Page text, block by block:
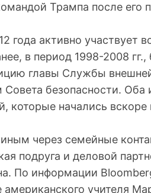
Трампа после его
года активно участвует
в период 1998-2008
главы Службы внешней
безопасности.
которые начались
через семейные
подруга и деловой
По информации
американского учителя